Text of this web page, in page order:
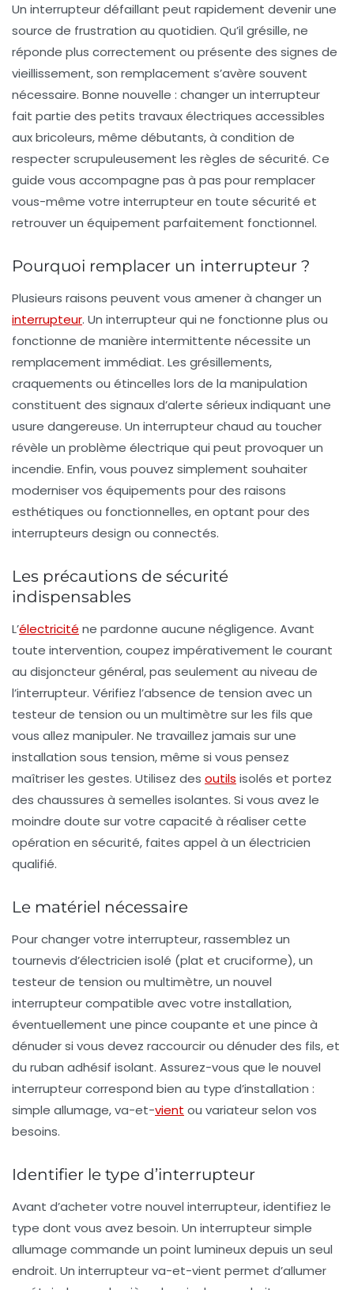
Un interrupteur défaillant peut rapidement devenir une
source de frustration au quotidien. Qu’il grésille, ne
réponde plus correctement ou présente des signes de
vieillissement, son remplacement s’avère souvent
nécessaire. Bonne nouvelle : changer un interrupteur
fait partie des petits travaux électriques accessibles
aux bricoleurs, même débutants, à condition de
respecter scrupuleusement les règles de sécurité. Ce
guide vous accompagne pas à pas pour remplacer
vous-même votre interrupteur en toute sécurité et
retrouver un équipement parfaitement fonctionnel.
Pourquoi remplacer un interrupteur ?
Plusieurs raisons peuvent vous amener à changer un
interrupteur. Un interrupteur qui ne fonctionne plus ou
fonctionne de manière intermittente nécessite un
remplacement immédiat. Les grésillements,
craquements ou étincelles lors de la manipulation
constituent des signaux d’alerte sérieux indiquant une
usure dangereuse. Un interrupteur chaud au toucher
révèle un problème électrique qui peut provoquer un
incendie. Enfin, vous pouvez simplement souhaiter
moderniser vos équipements pour des raisons
esthétiques ou fonctionnelles, en optant pour des
interrupteurs design ou connectés.
Les précautions de sécurité
indispensables
L’électricité ne pardonne aucune négligence. Avant
toute intervention, coupez impérativement le courant
au disjoncteur général, pas seulement au niveau de
l’interrupteur. Vérifiez l’absence de tension avec un
testeur de tension ou un multimètre sur les fils que
vous allez manipuler. Ne travaillez jamais sur une
installation sous tension, même si vous pensez
maîtriser les gestes. Utilisez des outils isolés et portez
des chaussures à semelles isolantes. Si vous avez le
moindre doute sur votre capacité à réaliser cette
opération en sécurité, faites appel à un électricien
qualifié.
Le matériel nécessaire
Pour changer votre interrupteur, rassemblez un
tournevis d’électricien isolé (plat et cruciforme), un
testeur de tension ou multimètre, un nouvel
interrupteur compatible avec votre installation,
éventuellement une pince coupante et une pince à
dénuder si vous devez raccourcir ou dénuder des fils, et
du ruban adhésif isolant. Assurez-vous que le nouvel
interrupteur correspond bien au type d’installation :
simple allumage, va-et-vient ou variateur selon vos
besoins.
Identifier le type d’interrupteur
Avant d’acheter votre nouvel interrupteur, identifiez le
type dont vous avez besoin. Un interrupteur simple
allumage commande un point lumineux depuis un seul
endroit. Un interrupteur va-et-vient permet d’allumer